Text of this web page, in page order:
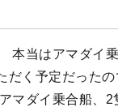
本当はアマダイ乗
だく予定だったの
マダイ乗合船、2